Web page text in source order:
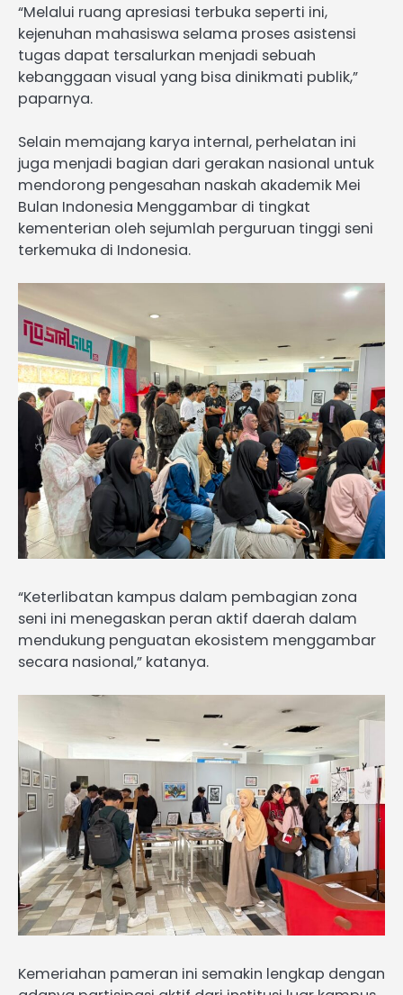
“Melalui ruang apresiasi terbuka seperti ini,
kejenuhan mahasiswa selama proses asistensi
tugas dapat tersalurkan menjadi sebuah
kebanggaan visual yang bisa dinikmati publik,”
paparnya.
Selain memajang karya internal, perhelatan ini
juga menjadi bagian dari gerakan nasional untuk
mendorong pengesahan naskah akademik Mei
Bulan Indonesia Menggambar di tingkat
kementerian oleh sejumlah perguruan tinggi seni
terkemuka di Indonesia.
“Keterlibatan kampus dalam pembagian zona
seni ini menegaskan peran aktif daerah dalam
mendukung penguatan ekosistem menggambar
secara nasional,” katanya.
Kemeriahan pameran ini semakin lengkap dengan